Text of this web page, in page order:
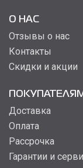
О НАС
Отзывы о нас
Контакты
Скидки и акции
Доставка
Оплата
Рассрочка
Гарантии и